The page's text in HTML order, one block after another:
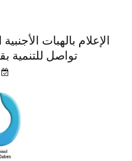
الإعلام بالهبات
تواصل للتنمية بقابس